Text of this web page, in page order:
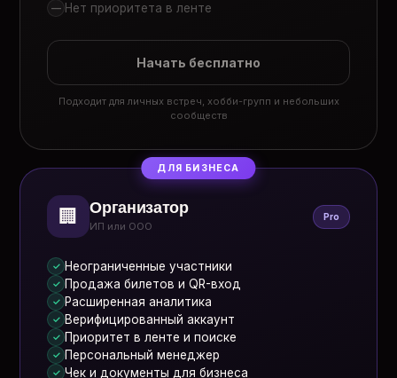
— Нет приоритета в ленте
Начать бесплатно
Подходит для личных встреч, хобби-групп и небольших
сообществ
ДЛЯ БИЗНЕСА
🏢 Организатор
ИП или ООО
Pro
✓ Неограниченные участники
✓ Продажа билетов и QR-вход
✓ Расширенная аналитика
✓ Верифицированный аккаунт
✓ Приоритет в ленте и поиске
✓ Персональный менеджер
✓ Чек и документы для бизнеса